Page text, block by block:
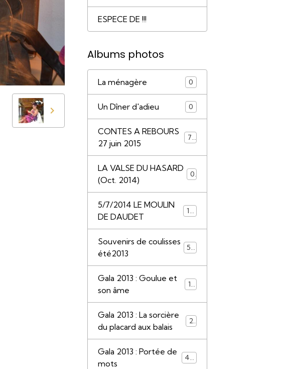
ESPECE DE !!!
Albums photos
La ménagère 0
Un Dîner d'adieu 0
CONTES A REBOURS
27 juin 2015
79
LA VALSE DU HASARD
(Oct. 2014)
0
5/7/2014 LE MOULIN
DE DAUDET
117
Souvenirs de coulisses
été2013
50
Gala 2013 : Goulue et
son âme
13
Gala 2013 : La sorcière
du placard aux balais
22
Gala 2013 : Portée de
mots
44